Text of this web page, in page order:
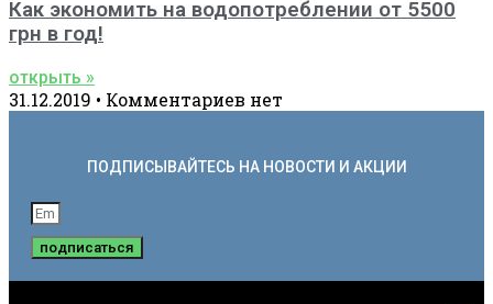
Как экономить на водопотреблении от 5500
грн в год!
открыть »
31.12.2019 Комментариев нет
ПОДПИСЫВАЙТЕСЬ НА НОВОСТИ И АКЦИИ
подписаться